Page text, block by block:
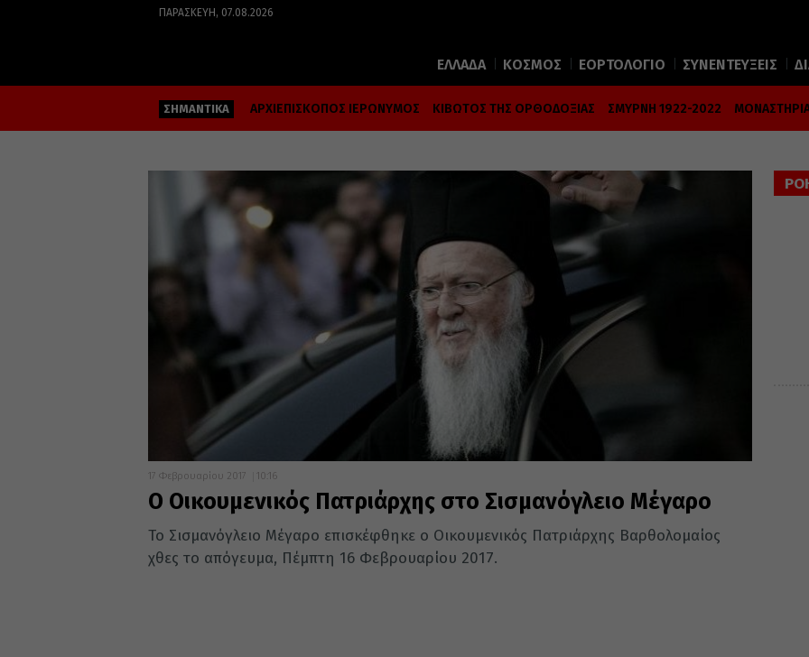
ΠΑΡΑΣΚΕΥΉ, 07.08.2026
ΕΛΛΑΔΑ ΚΟΣΜΟΣ ΕΟΡΤΟΛΟΓΙΟ ΣΥΝΕΝΤΕΥΞΕΙΣ
ΣΗΜΑΝΤΙΚΑ ΑΡΧΙΕΠΙΣΚΟΠΟΣ ΙΕΡΩΝΥΜΟΣ ΚΙΒΩΤΟΣ ΤΗΣ ΟΡΘΟΔΟΞΙΑΣ ΣΜΥΡΝΗ 1922-2022
17 Φεβρουαρίου 2017 10:16
Ο Οικουμενικός Πατριάρχης στο Σισμανόγλειο Μέγαρο
Το Σισμανόγλειο Μέγαρο επισκέφθηκε ο Οικουμενικός Πατριάρχης Βαρθολομαίος
χθες το απόγευμα, Πέμπτη 16 Φεβρουαρίου 2017.